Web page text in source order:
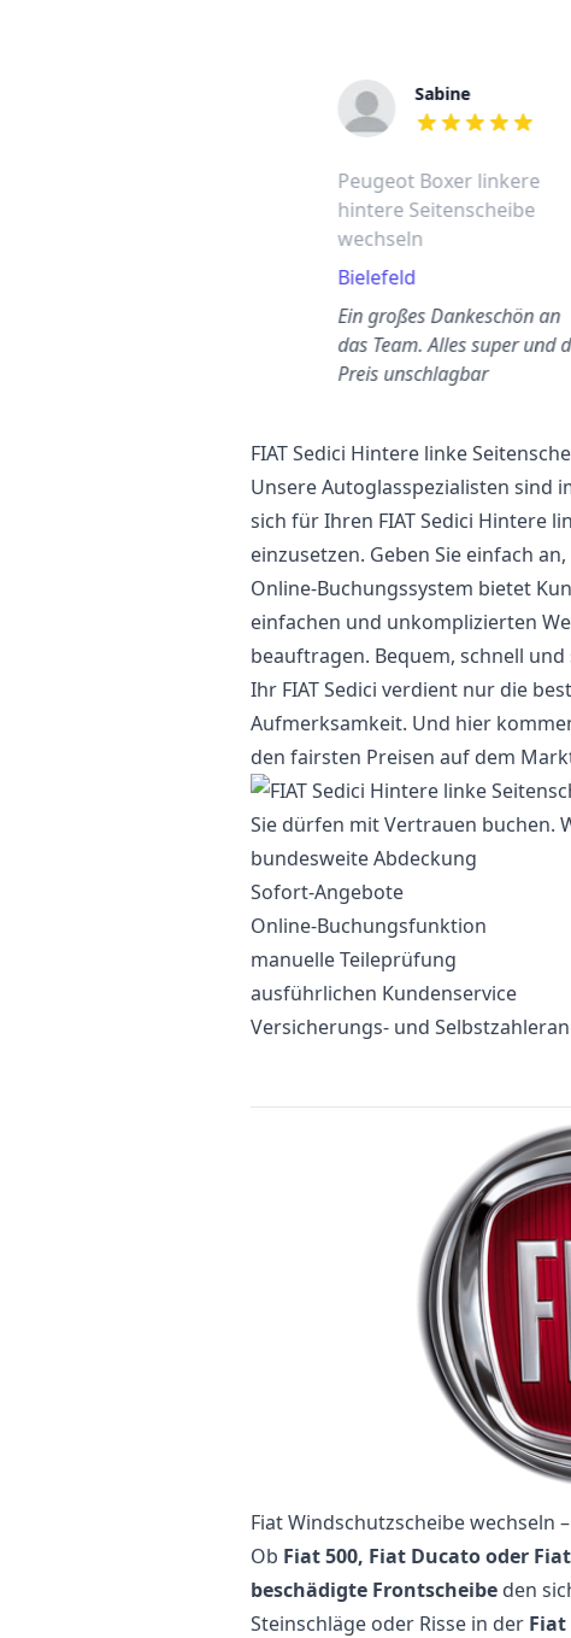
Sabine
out of 5 stars
Peugeot Boxer linkere
hintere Seitenscheibe
wechseln
Bielefeld
Ein großes Dankeschön an
das Team. Alles super und
Preis unschlagbar
FIAT Sedici Hintere linke
Unsere Autoglasspezialisten sind
sich für Ihren FIAT Sedici Hintere
einzusetzen. Geben Sie einfach
Online-Buchungssystem bietet
einfachen und unkomplizierten
beauftragen. Bequem, schnell und
Ihr FIAT Sedici verdient nur die
Aufmerksamkeit. Und hier
den fairsten Preisen auf dem
Sie dürfen mit Vertrauen buchen.
bundesweite Abdeckung
Sofort-Angebote
Online-Buchungsfunktion
manuelle Teileprüfung
ausführlichen Kundenservice
Versicherungs- und
Fiat Windschutzscheibe wechseln
Ob Fiat 500, Fiat Ducato oder
beschädigte Frontscheibe den
Steinschläge oder Risse in der Fiat